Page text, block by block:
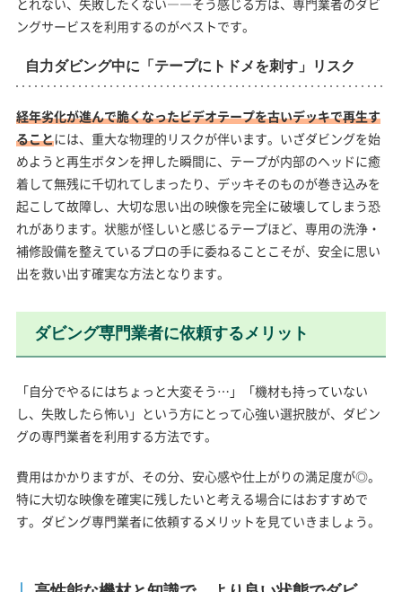
とれない、失敗したくない――そう感じる方は、専門業者のダビ
ングサービスを利用するのがベストです。
自力ダビング中に「テープにトドメを刺す」リスク
経年劣化が進んで脆くなったビデオテープを古いデッキで再生す
ることには、重大な物理的リスクが伴います。いざダビングを始
めようと再生ボタンを押した瞬間に、テープが内部のヘッドに癒
着して無残に千切れてしまったり、デッキそのものが巻き込みを
起こして故障し、大切な思い出の映像を完全に破壊してしまう恐
れがあります。状態が怪しいと感じるテープほど、専用の洗浄・
補修設備を整えているプロの手に委ねることこそが、安全に思い
出を救い出す確実な方法となります。
ダビング専門業者に依頼するメリット
「自分でやるにはちょっと大変そう…」「機材も持っていない
し、失敗したら怖い」という方にとって心強い選択肢が、ダビン
グの専門業者を利用する方法です。
費用はかかりますが、その分、安心感や仕上がりの満足度が◎。
特に大切な映像を確実に残したいと考える場合にはおすすめで
す。ダビング専門業者に依頼するメリットを見ていきましょう。